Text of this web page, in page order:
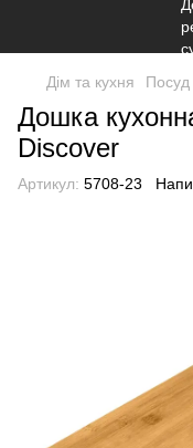
Дім та кухня Посуд
Дошка
Discover
Артикул: 5708-23